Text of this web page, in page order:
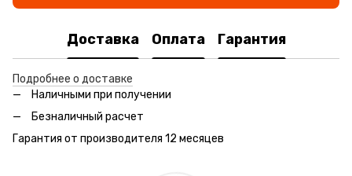
Доставка Оплата Гарантия
Подробнее о доставке
Наличными при получении
Безналичный расчет
Гарантия от производителя 12 месяцев